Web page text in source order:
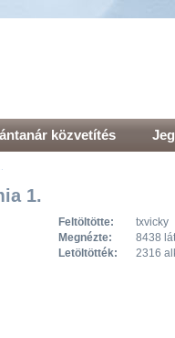
közvetítés
1.
Feltöltötte:
txvicky
Megnézte:
8438
Letöltötték: 2316